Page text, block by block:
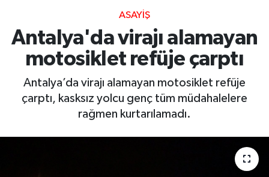
ASAYIŞ
Antalya'da virajı alamayan
motosiklet refüje çarptı
Antalya’da virajı alamayan motosiklet refüje
çarptı, kasksız yolcu genç tüm müdahalelere
rağmen kurtarılamadı.